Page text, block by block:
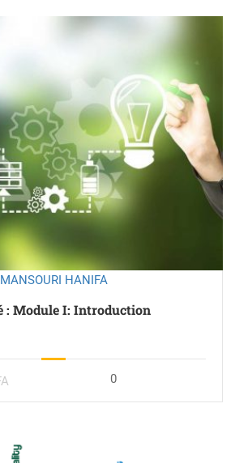
MANSOURI HANIFA
: Module I: Introduction
0